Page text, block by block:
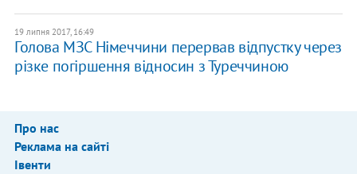
19 липня 2017, 16:49
Голова МЗС Німеччини перервав відпустку через
різке погіршення відносин з Туреччиною
Про нас
Реклама на сайті
Івенти